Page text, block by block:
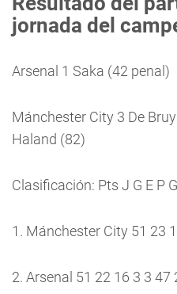
jornada del
Arsenal 1 Saka (42 penal)
Mánchester City 3 De
Haland (82)
Clasificación: Pts J G E P
1. Mánchester City 51 23
2. Arsenal 51 22 16 3 3 47